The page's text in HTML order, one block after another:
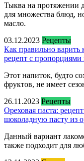
Тыква на протяжении
для множества блюд,
масло.
03.12.2023 Рецепты
Как правильно варить
рецепт с пропорциями
Этот напиток, будто
фруктов, не имеет
26.11.2023 Рецепты
Ореховая паста:
шоколадную пасту из
Данный вариант
также подходит для